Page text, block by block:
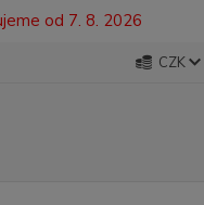
od 7. 8. 2026
CZK